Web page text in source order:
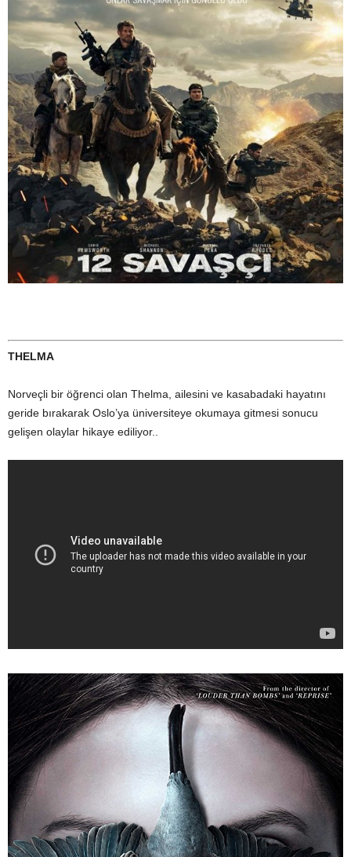
THELMA
Norveçli bir öğrenci olan Thelma, ailesini ve kasabadaki hayatını
geride bırakarak Oslo’ya üniversiteye okumaya gitmesi sonucu
gelişen olaylar hikaye ediliyor..